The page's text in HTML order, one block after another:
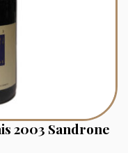
2003 Sandrone